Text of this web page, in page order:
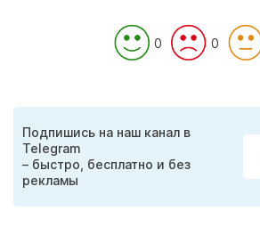
0 0
Подпишись на наш канал в
Telegram
– быстро, бесплатно и без
рекламы